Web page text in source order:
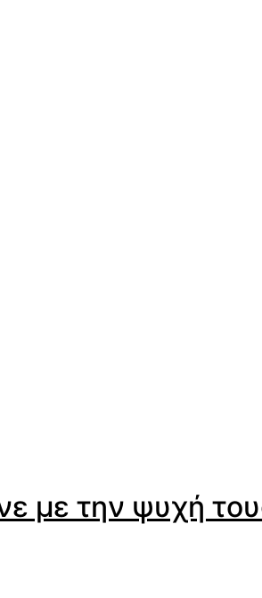
με την ψυχή